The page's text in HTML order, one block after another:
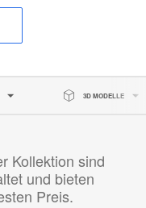
3D MODELLE
Kollektion sind
und bieten
Preis.